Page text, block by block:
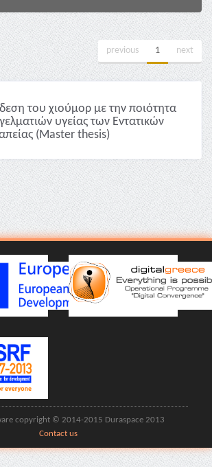
previous 1 next
του χιούμορ με την ποιότητα
υγείας των Εντατικών
(Master thesis)
copyright © 2014-2015 Duraspace 2013
Contact us